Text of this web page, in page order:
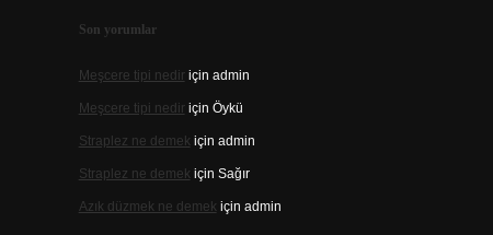
Son yorumlar
Meşcere tipi nediriçin admin
Meşcere tipi nediriçin Öykü
Straplez ne demek için admin
Straplez ne demek için Sağır
Azık düzmek ne demek için admin